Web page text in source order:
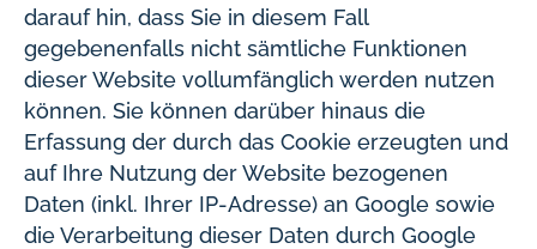
darauf hin, dass Sie in diesem Fall
gegebenenfalls nicht sämtliche Funktionen
dieser Website vollumfänglich werden nutzen
können. Sie können darüber hinaus die
Erfassung der durch das Cookie erzeugten und
auf Ihre Nutzung der Website bezogenen
Daten (inkl. Ihrer IP-Adresse) an Google sowie
die Verarbeitung dieser Daten durch Google